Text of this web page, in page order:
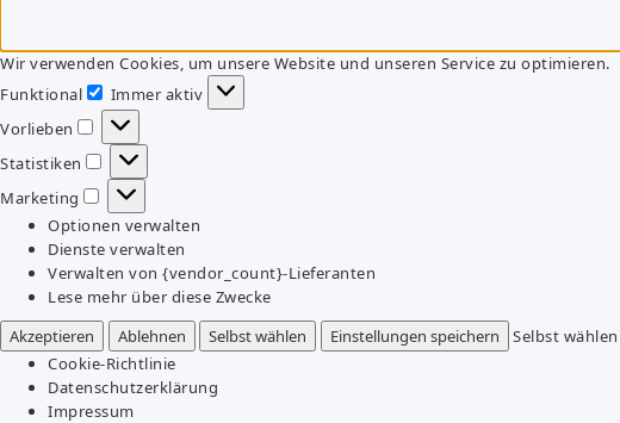
Wir verwenden Cookies, um unsere Website und unseren Service zu optimieren.
Funktional
Funktional
Immer aktiv
Vorlieben
Vorlieben
Statistiken
Statistiken
Marketing
Marketing
Optionen verwalten
Dienste verwalten
Verwalten von {vendor_count}-Lieferanten
Lese mehr über diese Zwecke
Akzeptieren
Ablehnen Selbst wählen Einstellungen speichern
Selbst wählen
Cookie-Richtlinie
Datenschutzerklärung
Impressum